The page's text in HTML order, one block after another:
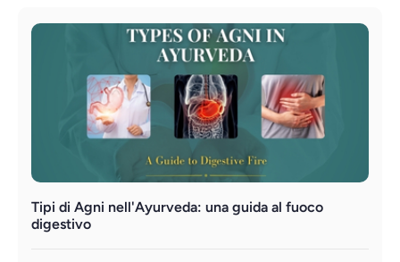
Tipi di Agni nell'Ayurveda: una guida al fuoco
digestivo